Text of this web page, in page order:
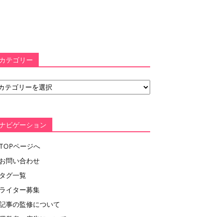
カテゴリー
ビゲーション
TOPページへ
お問い合わせ
タグ一覧
ライター募集
事の監修について